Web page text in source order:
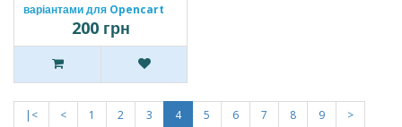
варіантами для Opencart
3x [OCMOD]200 грн
|< < 1 2 3 4 5 6 7 8 9
>